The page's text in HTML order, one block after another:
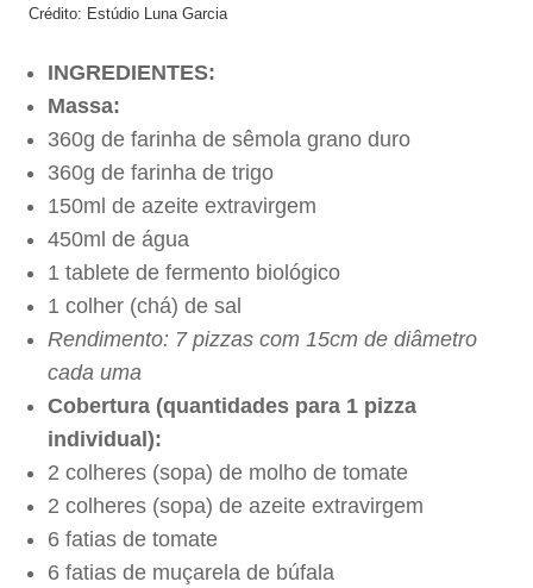
Crédito: Estúdio Luna Garcia
INGREDIENTES:
Massa:
360g de farinha de sêmola grano duro
360g de farinha de trigo
150ml de azeite extravirgem
450ml de água
1 tablete de fermento biológico
1 colher (chá) de sal
Rendimento: 7 pizzas com 15cm de diâmetro
cada uma
Cobertura (quantidades para 1 pizza
individual):
2 colheres (sopa) de molho de tomate
2 colheres (sopa) de azeite extravirgem
6 fatias de tomate
6 fatias de muçarela de búfala